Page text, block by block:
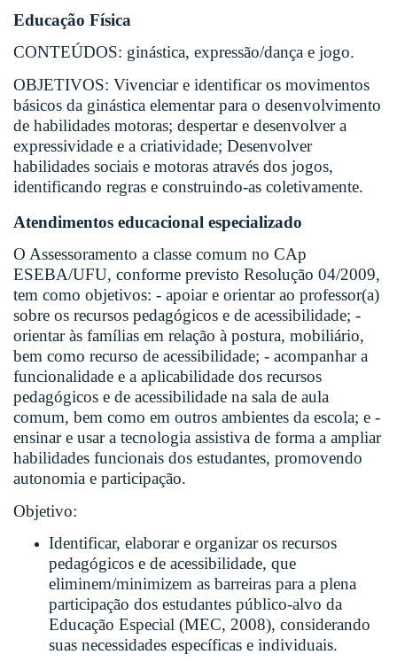
Educação Física
CONTEÚDOS: ginástica, expressão/dança e jogo.
OBJETIVOS: Vivenciar e identificar os movimentos
básicos da ginástica elementar para o desenvolvimento
de habilidades motoras; despertar e desenvolver a
expressividade e a criatividade; Desenvolver
habilidades sociais e motoras através dos jogos,
identificando regras e construindo-as coletivamente.
Atendimentos educacional especializado
O Assessoramento a classe comum no CAp
ESEBA/UFU, conforme previsto Resolução 04/2009,
tem como objetivos: - apoiar e orientar ao professor(a)
sobre os recursos pedagógicos e de acessibilidade; -
orientar às famílias em relação à postura, mobiliário,
bem como recurso de acessibilidade; - acompanhar a
funcionalidade e a aplicabilidade dos recursos
pedagógicos e de acessibilidade na sala de aula
comum, bem como em outros ambientes da escola; e -
ensinar e usar a tecnologia assistiva de forma a ampliar
habilidades funcionais dos estudantes, promovendo
autonomia e participação.
Objetivo:
Identificar, elaborar e organizar os recursos
pedagógicos e de acessibilidade, que
eliminem/minimizem as barreiras para a plena
participação dos estudantes público-alvo da
Educação Especial (MEC, 2008), considerando
suas necessidades específicas e individuais.